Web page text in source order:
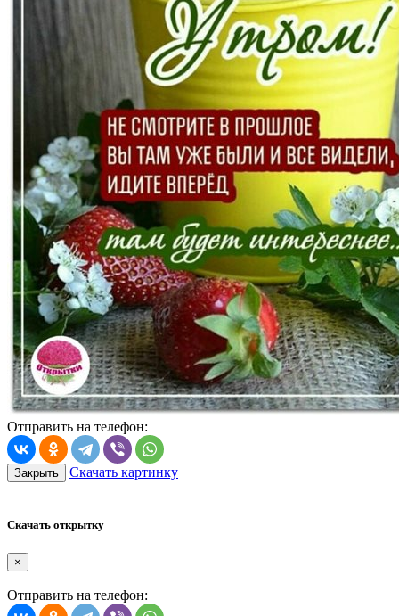
Отправить на телефон:
Закрыть Скачать картинку
Скачать открытку
×
Отправить на телефон: